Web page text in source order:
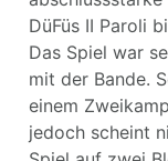
DüFüs II Paroli
Das Spiel war
mit der Bande.
einem
jedoch scheint